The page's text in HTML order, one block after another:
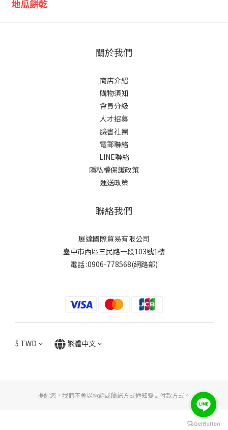
地瓜餅乾
立即購買
關於我們
商店介紹
購物須知
會員分級
人才招募
臉書社團
電郵聯絡
LINE聯絡
隱私權保護政策
運送政策
聯絡我們
展達國際貿易有限公司
臺中市西區三民路一段103號1樓
電話 :0906-778568(網路部)
$ TWD 繁體中文
提醒您，我們不會以電話或簡訊方式通知變更付款方式。